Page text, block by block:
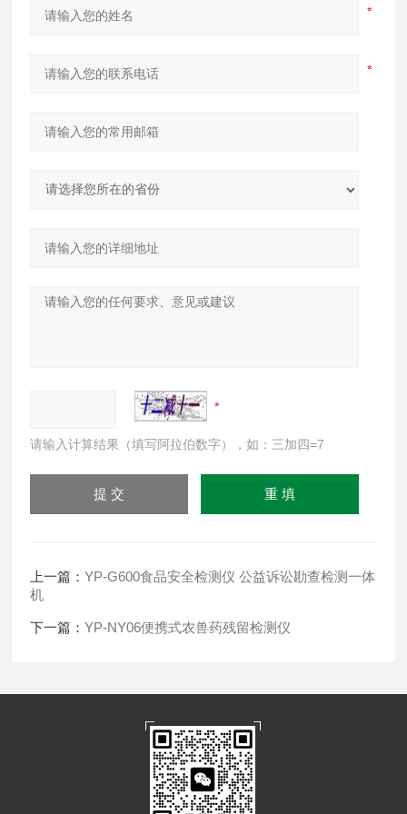
请输入计算结果（填写阿拉伯数字），如：三加四=7
上一篇：YP-G600食品安全检测仪 公益诉讼勘查检测一体
机
下一篇：YP-NY06便携式农兽药残留检测仪